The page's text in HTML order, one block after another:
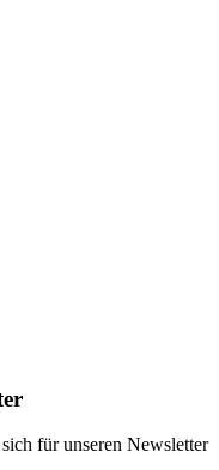
für unseren Newsletter